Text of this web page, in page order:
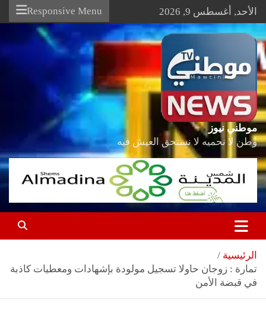
Skip
content
الأحد, أغسطس 9, 2026 Responsive Menu
موطني نيوز
وطن لا نحميه لا نستحق العيش فيه
الرئيسية
تمارة : زوجان حاولا تسجيل مولودة بإشهادات ومعطيات كاذبة
في قبضة الأمن